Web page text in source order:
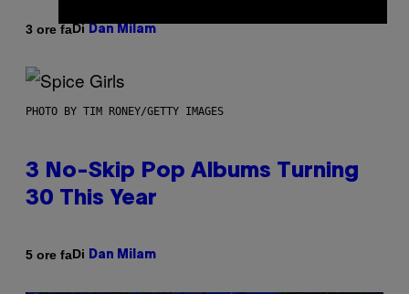
3 ore faDi Dan Milam
PHOTO BY TIM RONEY/GETTY IMAGES
3 No-Skip Pop Albums Turning
30 This Year
5 ore faDi Dan Milam